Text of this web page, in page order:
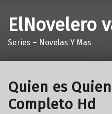
ElNovelero
Series – Novelas Y Mas
Quien es
Completo Hd